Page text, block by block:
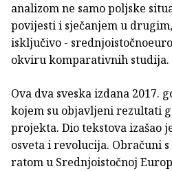
analizom ne samo poljske
povijesti i sječanjem u
isključivo -
okviru komparativnih studija.
Ova dva sveska izdana 2017.
kojem su objavljeni rezultati
projekta. Dio tekstova izašao
osveta i revolucija. Obračuni
ratom u Srednjoistočnoj